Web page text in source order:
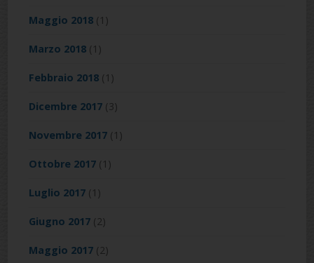
Maggio 2018 (1)
Marzo 2018 (1)
Febbraio 2018 (1)
Dicembre 2017 (3)
Novembre 2017 (1)
Ottobre 2017 (1)
Luglio 2017 (1)
Giugno 2017 (2)
Maggio 2017 (2)